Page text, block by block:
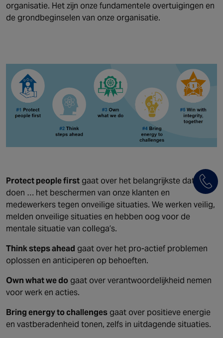
organisatie. Het zijn onze fundamentele overtuigingen en
de grondbeginselen van onze organisatie.
Protect people first gaat over het belangrijkste dat we
doen … het beschermen van onze klanten en
medewerkers tegen onveilige situaties. We werken veilig,
melden onveilige situaties en hebben oog voor de
mentale situatie van collega’s.
Think steps ahead gaat over het pro-actief problemen
oplossen en anticiperen op behoeften.
Own what we do gaat over verantwoordelijkheid nemen
voor werk en acties.
Bring energy to challenges gaat over positieve energie
en vastberadenheid tonen, zelfs in uitdagende situaties.